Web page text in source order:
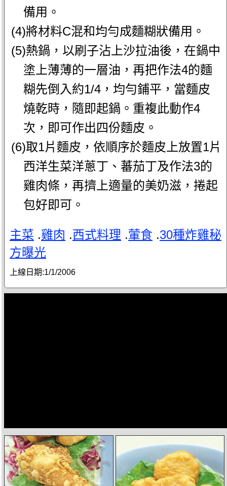
備用。
(4)將材料C混和均勻成麵糊狀備用。
(5)熱鍋，以刷子沾上沙拉油後，在鍋中
塗上薄薄的一層油，再把作法4的麵
糊先倒入約1/4，均勻鋪平，當麵皮
燒乾時，隨即起鍋。重複此動作4
次，即可作出四份麵皮。
(6)取1片麵皮，依順序於麵皮上放置1片
西洋生菜洋蔥丁、蕃茄丁及作法3的
雞肉條，再擠上適量的美奶滋，捲起
包好即可。
主菜 .雞肉 .西式料理 .葷食 .30種炸雞秘
方曝光
上線日期:1/1/2006